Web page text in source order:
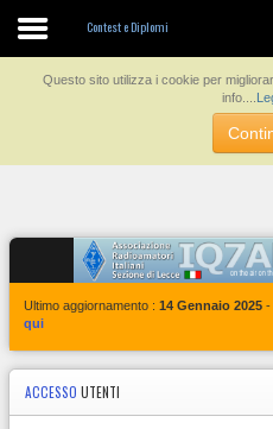
Questo sito utilizza i cookie per
info....
Contest e Diplomi
Contatti
Ultimo aggiornamento : 14 Gennaio 2025 -
qui
ACCESSO UTENTI